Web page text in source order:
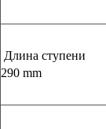
Длина ступени
290 mm